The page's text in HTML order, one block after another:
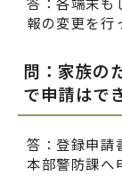
報の変更を行
問：家族の
で申請はで
答：登録申請
本部警防課へ